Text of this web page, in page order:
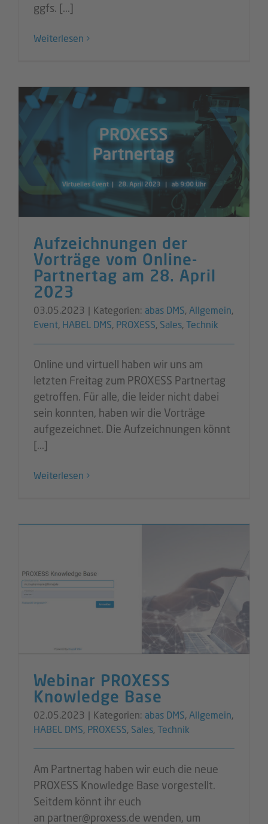
ggfs. [...]
Weiterlesen
Aufzeichnungen der
Vorträge vom Online-
Partnertag am 28. April
2023
03.05.2023 | Kategorien: abas DMS,Allgemein,
Event, HABEL DMS, PROXESS, Sales,Technik
Online und virtuell haben wir uns am
letzten Freitag zum PROXESS Partnertag
getroffen. Für alle, die leider nicht dabei
sein konnten, haben wir die Vorträge
aufgezeichnet. Die Aufzeichnungen könnt
[...]
Weiterlesen
Webinar PROXESS
Knowledge Base
02.05.2023 | Kategorien: abas DMS,Allgemein,
HABEL DMS, PROXESS, Sales,Technik
Am Partnertag haben wir euch die neue
PROXESS Knowledge Base vorgestellt.
Seitdem könnt ihr euch
an partner@proxess.de wenden, um